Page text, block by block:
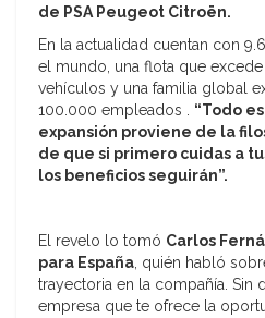
de PSA Peugeot Citroën.
En la actualidad cuentan con
el mundo, una flota que
vehículos y una familia global
100.000 empleados . “Todo
expansión proviene de la
de que si primero cuidas a
los beneficios seguirán”.
El revelo lo tomó Carlos
para España , quién habló
trayectoria en la compañía. Sin
empresa que te ofrece la